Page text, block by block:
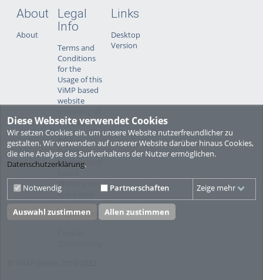
Diese Webseite verwendet Cookies
Wir setzen Cookies ein, um unsere Website nutzerfreundlicher zu
gestalten. Wir verwenden auf unserer Website darüber hinaus Cookies,
die eine Analyse des Surfverhaltens der Nutzer ermöglichen.
Datenschutzerklärung.
Notwendig Partnerschaften Zeige mehr
Auswahl zustimmen Allen zustimmen
About
About
Legal
Info
Terms and
Conditions
for the
Usage of this
ViMP based
website
sub-pages)
Privacy
Statement
for this ViMP
Website incl.
Sub-pages
Legal notice
Links
Desktop
Version